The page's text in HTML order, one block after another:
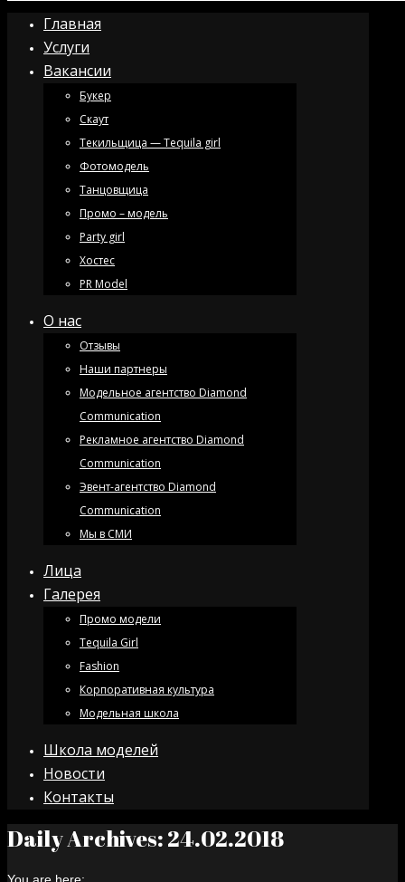
Главная
Услуги
Вакансии
Букер
Скаут
Текильщица — Tequila girl
Фотомодель
Танцовщица
Промо – модель
Party girl
Хостес
PR Model
О нас
Отзывы
Наши партнеры
Модельное агентство Diamond
Communication
Рекламное агентство Diamond
Communication
Эвент-агентство Diamond
Communication
Мы в СМИ
Лица
Галерея
Промо модели
Tequila Girl
Fashion
Корпоративная культура
Модельная школа
Школа моделей
Новости
Контакты
Daily Archives:24.02.2018